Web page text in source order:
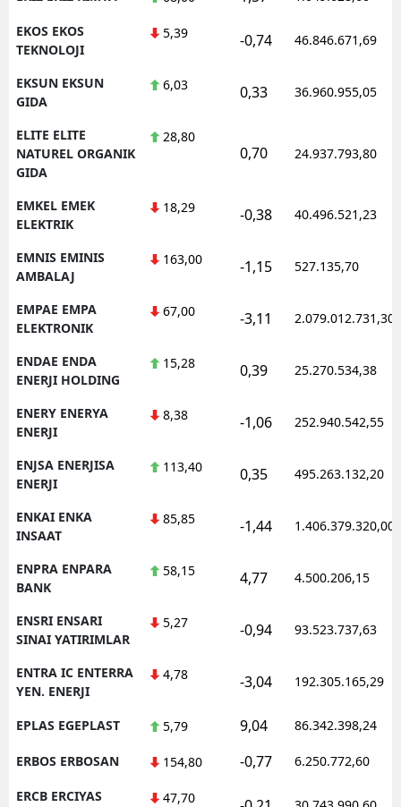
EKOS EKOS
TEKNOLOJI
5,39 -0,74 46.846.671,69
EKSUN EKSUN
GIDA
6,03 0,33 36.960.955,05
ELITE ELITE
NATUREL ORGANIK
GIDA
28,80
0,70 24.937.793,80
EMKEL EMEK
ELEKTRIK
18,29 -0,38 40.496.521,23
EMNIS EMINIS
AMBALAJ
163,00 -1,15 527.135,70
EMPAE EMPA
ELEKTRONIK
67,00 -3,11 2.079.012.731,30
ENDAE ENDA
ENERJI HOLDING
15,28 0,39 25.270.534,38
ENERY ENERYA
ENERJI
8,38 -1,06 252.940.542,55
ENJSA ENERJISA
ENERJI
113,40 0,35 495.263.132,20
ENKAI ENKA
INSAAT
85,85 -1,44 1.406.379.320,00
ENPRA ENPARA
BANK
58,15 4,77 4.500.206,15
ENSRI ENSARI
SINAI YATIRIMLAR
5,27 -0,94 93.523.737,63
ENTRA IC ENTERRA
YEN. ENERJI
4,78 -3,04 192.305.165,29
EPLAS EGEPLAST 5,79 9,04 86.342.398,24
ERBOS ERBOSAN 154,80 -0,77 6.250.772,60
ERCB ERCIYAS
47,70